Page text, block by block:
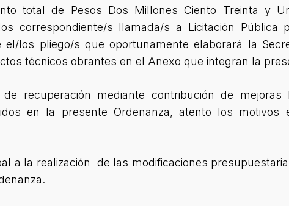
total de Pesos Dos Millones Ciento Treinta y
correspondiente/s llamada/s a Licitación Pública
los pliego/s que oportunamente elaborará la
técnicos obrantes en el Anexo que integran la
recuperación mediante contribución de mejoras
en la presente Ordenanza, atento los motivos
a la realización de las modificaciones